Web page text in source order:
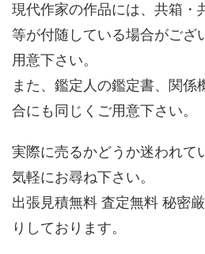
現代作家の作品には、共箱・
等が付随している場合がござ
用意下さい。
また、鑑定人の鑑定書、関係
合にも同じくご用意下さい。
実際に売るかどうか迷われて
気軽にお尋ね下さい。
出張見積無料 査定無料 秘密
りしております。